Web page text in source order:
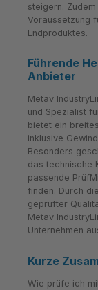
steigern.
Voraussetzung
Endproduktes.
Führende
Anbieter
Metav
und Spezialist
bietet ein
inklusive
Besonders
das technische
passende
finden. Durch
geprüfter
Metav
Unternehmen
Kurze
Wie prüfe ich